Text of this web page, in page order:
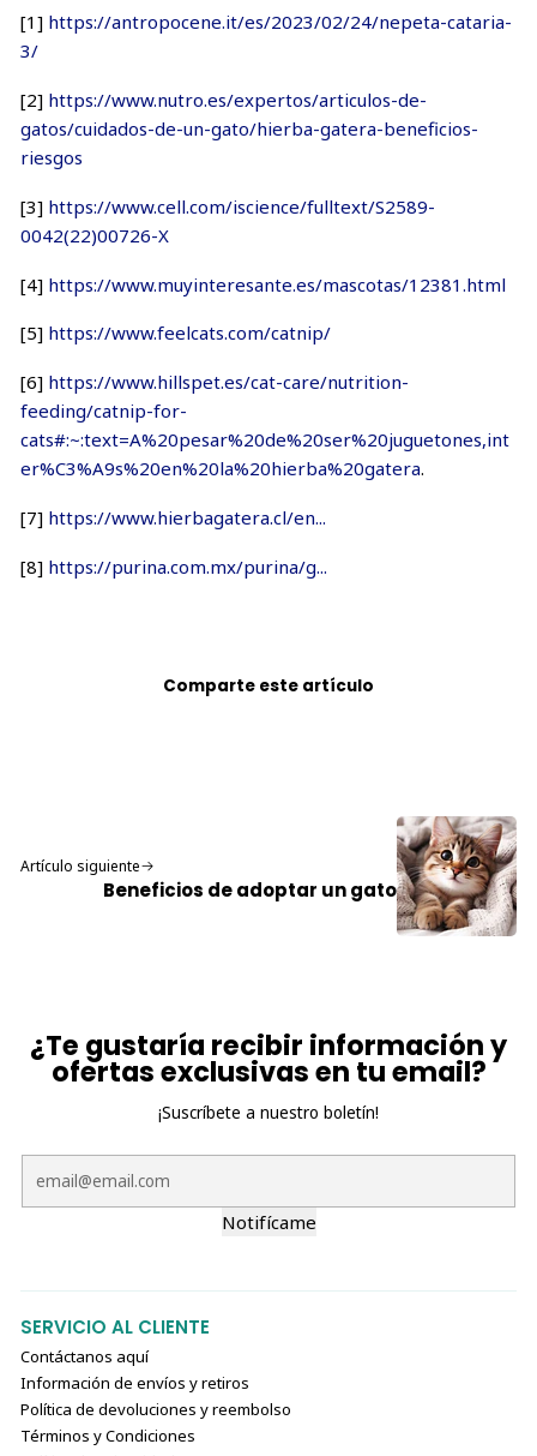
[1] https://antropocene.it/es/2023/02/24/nepeta-cataria-
3/
[2] https://www.nutro.es/expertos/articulos-de-
gatos/cuidados-de-un-gato/hierba-gatera-beneficios-
riesgos
[3] https://www.cell.com/iscience/fulltext/S2589-
0042(22)00726-X
[4] https://www.muyinteresante.es/mascotas/12381.html
[5] https://www.feelcats.com/catnip/
[6] https://www.hillspet.es/cat-care/nutrition-
feeding/catnip-for-
cats#:~:text=A%20pesar%20de%20ser%20juguetones,int
er%C3%A9s%20en%20la%20hierba%20gatera.
[7] https://www.hierbagatera.cl/en...
[8] https://purina.com.mx/purina/g...
Comparte este artículo
Artículo siguiente
Beneficios de adoptar un gato
¿Te gustaría recibir información y
ofertas exclusivas en tu email?
¡Suscríbete a nuestro boletín!
Notifícame
SERVICIO AL CLIENTE
Contáctanos aquí
Información de envíos y retiros
Política de devoluciones y reembolso
Términos y Condiciones